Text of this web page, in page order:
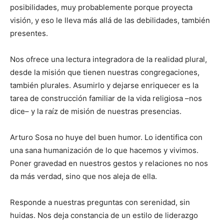
posibilidades, muy probablemente porque proyecta
visión, y eso le lleva más allá de las debilidades, también
presentes.
Nos ofrece una lectura integradora de la realidad plural,
desde la misión que tienen nuestras congregaciones,
también plurales. Asumirlo y dejarse enriquecer es la
tarea de construcción familiar de la vida religiosa –nos
dice– y la raíz de misión de nuestras presencias.
Arturo Sosa no huye del buen humor. Lo identifica con
una sana humanización de lo que hacemos y vivimos.
Poner gravedad en nuestros gestos y relaciones no nos
da más verdad, sino que nos aleja de ella.
Responde a nuestras preguntas con serenidad, sin
huidas. Nos deja constancia de un estilo de liderazgo